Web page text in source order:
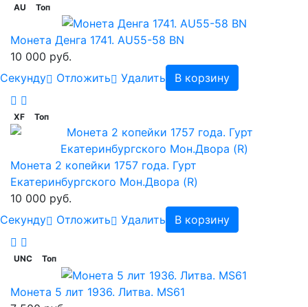
AU Топ
Монета Денга 1741. AU55-58 BN
10 000 руб.
Cекунду
Отложить Удалить В корзину
XF Топ
Монета 2 копейки 1757 года. Гурт
Екатеринбургского Мон.Двора (R)
10 000 руб.
Cекунду
Отложить Удалить В корзину
UNC Топ
Монета 5 лит 1936. Литва. MS61